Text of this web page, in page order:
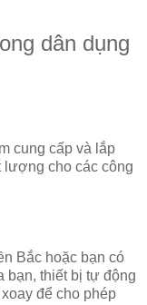
dân dụng
cung cấp và lắp
lượng cho các công
Bắc hoặc bạn có
bạn, thiết bị tự động
để cho phép